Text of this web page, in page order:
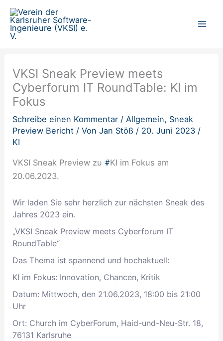
Zum
Inhalt
springen
VKSI Sneak Preview meets
Cyberforum IT RoundTable: KI im
Fokus
Schreibe einen Kommentar /Allgemein, Sneak
Preview Bericht / VonJan Stöß / 20. Juni 2023 /
KI
VKSI Sneak Preview zu #KI im Fokus am
20.06.2023.
Wir laden Sie sehr herzlich zur nächsten Sneak des
Jahres 2023 ein.
„VKSI Sneak Preview meets Cyberforum IT
RoundTable“
Das Thema ist spannend und hochaktuell:
KI im Fokus: Innovation, Chancen, Kritik
Datum: Mittwoch, den 21.06.2023, 18:00 bis 21:00
Uhr
Ort: Church im CyberForum, Haid-und-Neu-Str. 18,
76131 Karlsruhe